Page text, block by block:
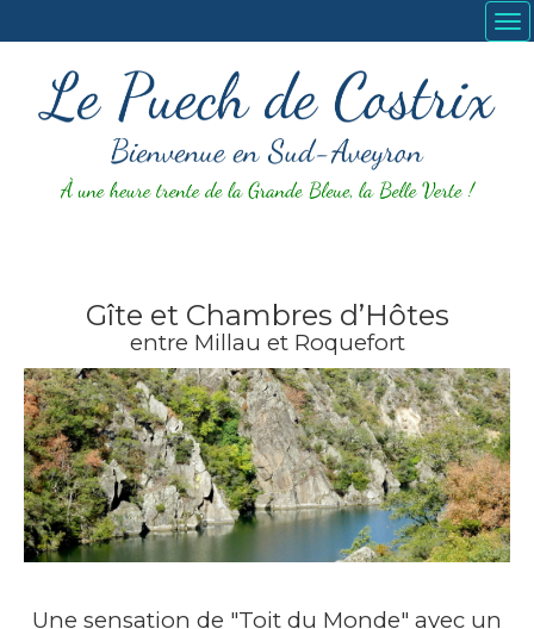
Gîte et Chambres d’Hôtes
entre Millau et Roquefort
Une sensation de "Toit du Monde" avec un